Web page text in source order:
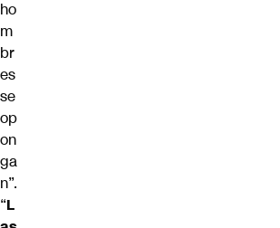
ho
m
br
es
se
op
on
ga
n”.
“L